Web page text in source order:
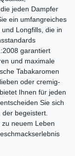
jeden Dampfer
ein umfangreiches
Longfills, die in
garantiert
und maximale
Tabakaromen
oder cremig-
Ihnen für jeden
Sie sich
begeistert.
neuem Leben